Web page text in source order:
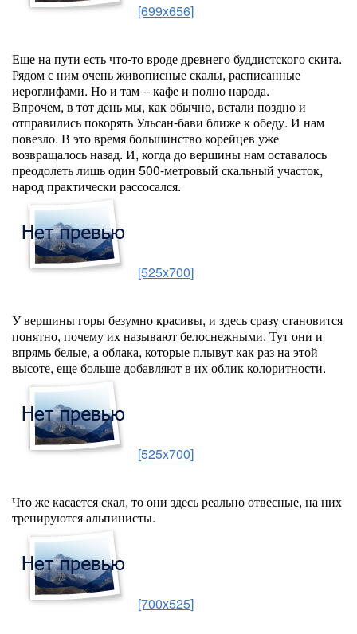
[699x656]
Еще на пути есть что-то вроде древнего буддистского скита.
Рядом с ним очень живописные скалы, расписанные
иероглифами. Но и там – кафе и полно народа.
Впрочем, в тот день мы, как обычно, встали поздно и
отправились покорять Ульсан-бави ближе к обеду. И нам
повезло. В это время большинство корейцев уже
возвращалось назад. И, когда до вершины нам оставалось
преодолеть лишь один 500-метровый скальный участок,
народ практически рассосался.
[525x700]
У вершины горы безумно красивы, и здесь сразу становится
понятно, почему их называют белоснежными. Тут они и
впрямь белые, а облака, которые плывут как раз на этой
высоте, еще больше добавляют в их облик колоритности.
[525x700]
Что же касается скал, то они здесь реально отвесные, на них
тренируются альпинисты.
[700x525]